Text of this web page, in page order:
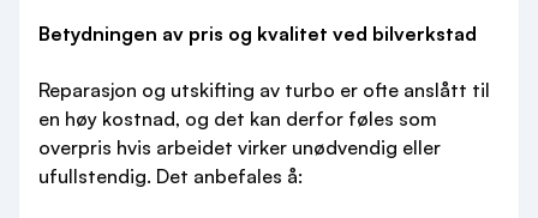
Betydningen av pris og kvalitet ved bilverkstad
Reparasjon og utskifting av turbo er ofte anslått til
en høy kostnad, og det kan derfor føles som
overpris hvis arbeidet virker unødvendig eller
ufullstendig. Det anbefales å: